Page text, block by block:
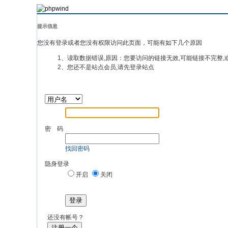
提示信息
您没有登录或者您没有权限访问此页面，可能有如下几个原因
1、读取数据错误,原因：您要访问的链接无效,可能链接不完整,
2、您还不是站点会员,请先登录站点
密 码
找回密码
隐身登录
开启
关闭
登录
还没有帐号？